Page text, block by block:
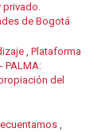
privado.
de Bogotá
, Plataforma
PALMA:
del
,